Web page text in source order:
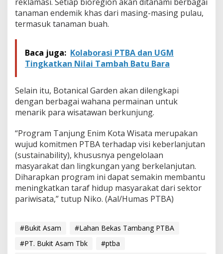
tanaman endemik khas dari masing-masing pulau,
termasuk tanaman buah.
Baca juga: Kolaborasi PTBA dan UGM
Tingkatkan Nilai Tambah Batu Bara
Selain itu, Botanical Garden akan dilengkapi
dengan berbagai wahana permainan untuk
menarik para wisatawan berkunjung.
“Program Tanjung Enim Kota Wisata merupakan
wujud komitmen PTBA terhadap visi keberlanjutan
(sustainability), khususnya pengelolaan
masyarakat dan lingkungan yang berkelanjutan.
Diharapkan program ini dapat semakin membantu
meningkatkan taraf hidup masyarakat dari sektor
pariwisata,” tutup Niko. (Aal/Humas PTBA)
#Bukit Asam
#Lahan Bekas Tambang PTBA
#PT. Bukit Asam Tbk
#ptba